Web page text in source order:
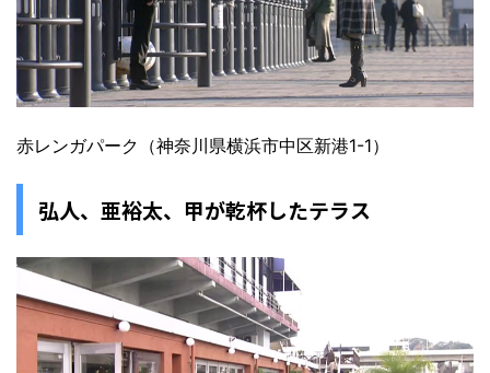
赤レンガパーク（神奈川県横浜市中区新港1-1）
弘人、亜裕太、甲が乾杯したテラス